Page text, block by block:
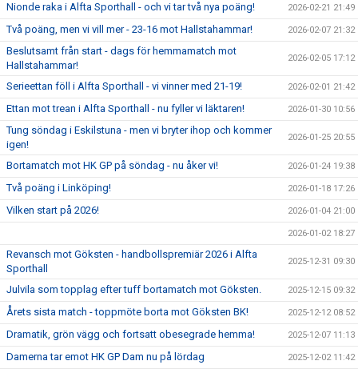
Nionde raka i Alfta Sporthall - och vi tar två nya poäng! 2026-02-21 21:49
Två poäng, men vi vill mer - 23-16 mot Hallstahammar! 2026-02-07 21:32
Beslutsamt från start - dags för hemmamatch mot
Hallstahammar!
2026-02-05 17:12
Serieettan föll i Alfta Sporthall - vi vinner med 21-19! 2026-02-01 21:42
Ettan mot trean i Alfta Sporthall - nu fyller vi läktaren! 2026-01-30 10:56
Tung söndag i Eskilstuna - men vi bryter ihop och kommer
igen!
2026-01-25 20:55
Bortamatch mot HK GP på söndag - nu åker vi! 2026-01-24 19:38
Två poäng i Linköping! 2026-01-18 17:26
Vilken start på 2026! 2026-01-04 21:00
2026-01-02 18:27
Revansch mot Göksten - handbollspremiär 2026 i Alfta
Sporthall
2025-12-31 09:30
Julvila som topplag efter tuff bortamatch mot Göksten. 2025-12-15 09:32
Årets sista match - toppmöte borta mot Göksten BK! 2025-12-12 08:52
Dramatik, grön vägg och fortsatt obesegrade hemma! 2025-12-07 11:13
Damerna tar emot HK GP Dam nu på lördag 2025-12-02 11:42